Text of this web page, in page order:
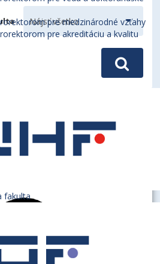
pre medzinárodné vzťahy
pre akreditáciu a kvalitu
fakulta
Martina